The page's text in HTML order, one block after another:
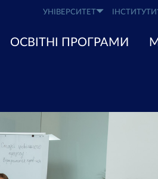
УНІВЕРСИТЕТ ІНСТИТУТИ
ОСВІТНІ ПРОГРАМИ